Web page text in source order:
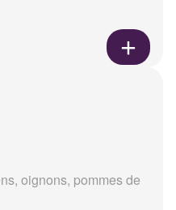
oignons, pommes de